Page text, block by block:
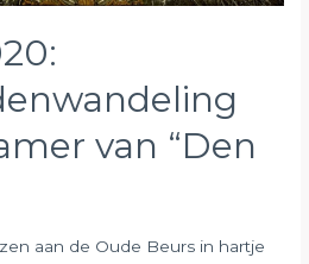
van “Den
aan de Oude Beurs in hartje